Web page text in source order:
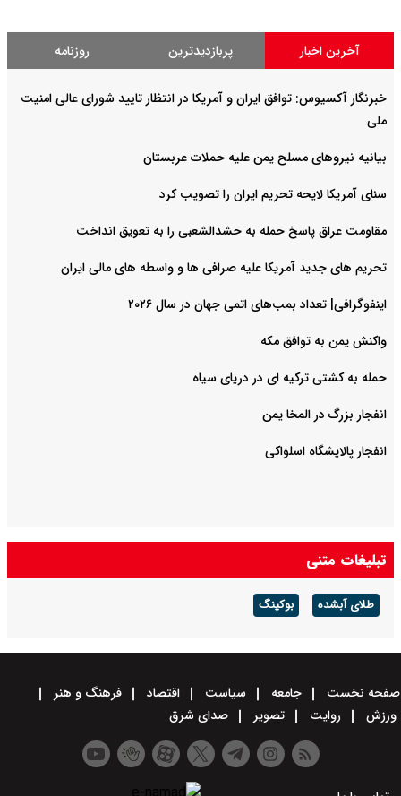
آخرین اخبار پربازدیدترین روزنامه
خبرنگار آکسیوس: توافق ایران و آمریکا در انتظار تایید شورای عالی امنیت
ملی
بیانیه نیروهای مسلح یمن علیه حملات عربستان
سنای آمریکا لایحه تحریم ایران را تصویب کرد
مقاومت عراق پاسخ حمله به حشدالشعبی را به تعویق انداخت
تحریم های جدید آمریکا علیه صرافی ها و واسطه های مالی ایران
اینفوگرافی| تعداد بمب‌های اتمی جهان در سال ۲۰۲۶
واکنش یمن به توافق مکه
حمله به کشتی ترکیه ای در دریای سیاه
انفجار بزرگ در المخا یمن
انفجار پالایشگاه اسلواکی
تبلیغات متنی
طلای آبشده بوکینگ
صفحه نخست جامعه سیاست اقتصاد
فرهنگ و هنر
ورزش
روایت تصویر صدای شرق